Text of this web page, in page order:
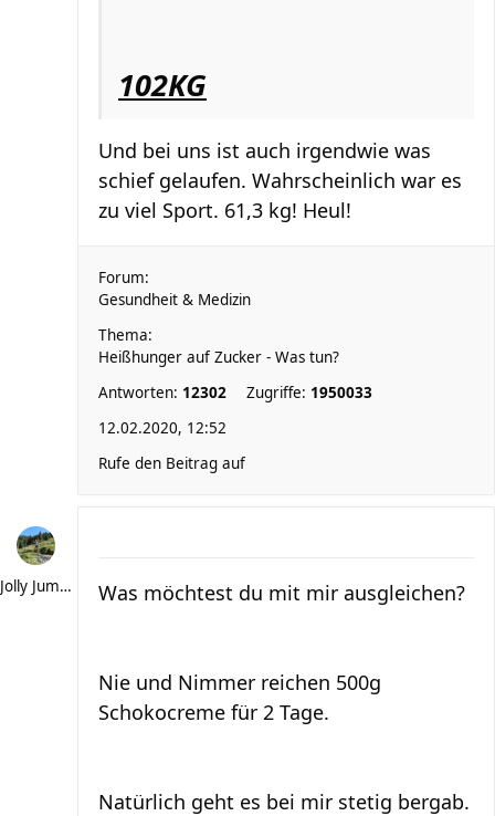
102KG
Und bei uns ist auch irgendwie was
schief gelaufen. Wahrscheinlich war es
zu viel Sport. 61,3 kg! Heul!
Forum:
Gesundheit & Medizin
Thema:
Heißhunger auf Zucker - Was tun?
Antworten: 12302 Zugriffe: 1950033
12.02.2020, 12:52
Rufe den Beitrag auf
Jolly Jumper Was möchtest du mit mir ausgleichen?
Nie und Nimmer reichen 500g
Schokocreme für 2 Tage.
Natürlich geht es bei mir stetig bergab.